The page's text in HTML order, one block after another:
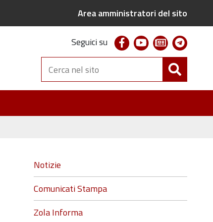
Area amministratori del sito
Seguici su facebookyoutubenewsletter
Cerca
nel
sito
Navigazione
Notizie
Comunicati Stampa
Zola Informa